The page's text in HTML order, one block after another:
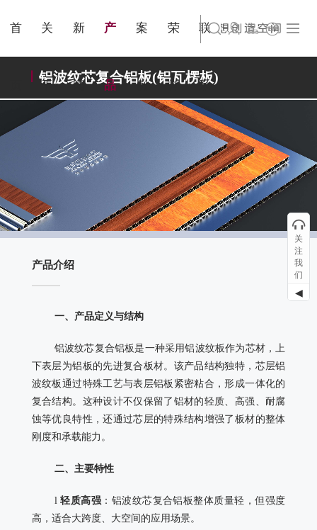
首 关
于
新
闻
产
品
案
例
荣
誉
联
系
旗下公司名称四 English
铝波纹芯复合铝板(铝瓦楞板)
产品介绍
一、产品定义与结构
铝波纹芯复合铝板是一种采用铝波纹板作为芯材，上
下表层为铝板的先进复合板材。该产品结构独特，芯层铝
波纹板通过特殊工艺与表层铝板紧密粘合，形成一体化的
复合结构。这种设计不仅保留了铝材的轻质、高强、耐腐
蚀等优良特性，还通过芯层的特殊结构增强了板材的整体
刚度和承载能力。
二、主要特性
l轻质高强 ：铝波纹芯复合铝板整体质量轻，但强度
高，适合大跨度、大空间的应用场景。
关
注
我
们
◀